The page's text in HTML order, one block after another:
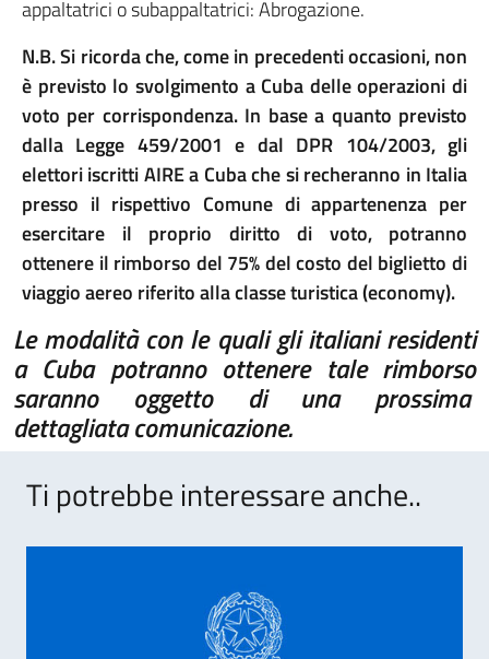
appaltatrici o subappaltatrici: Abrogazione.
N.B. Si ricorda che, come in precedenti occasioni, non
è previsto lo svolgimento a Cuba delle operazioni di
voto per corrispondenza. In base a quanto previsto
dalla Legge 459/2001 e dal DPR 104/2003, gli
elettori iscritti AIRE a Cuba che si recheranno in Italia
presso il rispettivo Comune di appartenenza per
esercitare il proprio diritto di voto, potranno
ottenere il rimborso del 75% del costo del biglietto di
viaggio aereo riferito alla classe turistica (economy).
Le modalità con le quali gli italiani residenti
a Cuba potranno ottenere tale rimborso
saranno oggetto di una prossima
dettagliata comunicazione.
Ti potrebbe interessare anche..